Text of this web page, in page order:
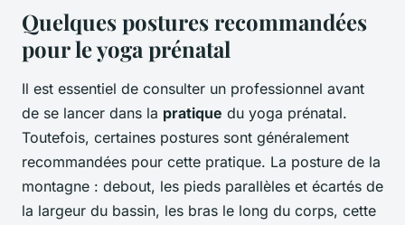
Quelques postures recommandées
pour le yoga prénatal
Il est essentiel de consulter un professionnel avant
de se lancer dans la pratique du yoga prénatal.
Toutefois, certaines postures sont généralement
recommandées pour cette pratique. La posture de la
montagne : debout, les pieds parallèles et écartés de
la largeur du bassin, les bras le long du corps, cette